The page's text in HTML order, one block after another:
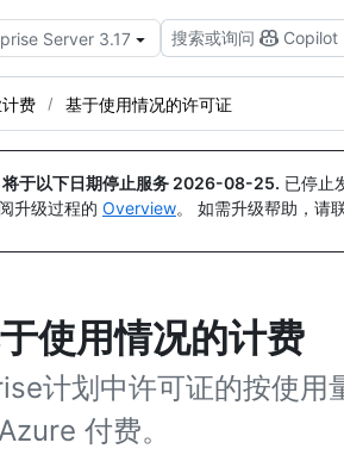
Server 3.17 搜索或询问 Copilot
费 基于使用情况的许可证
于以下日期停止服务 2026-08-25. 已停止
升级过程的 Overview。 如需升级帮助，请
使用情况的计费
计划中许可证的按使用
付费。